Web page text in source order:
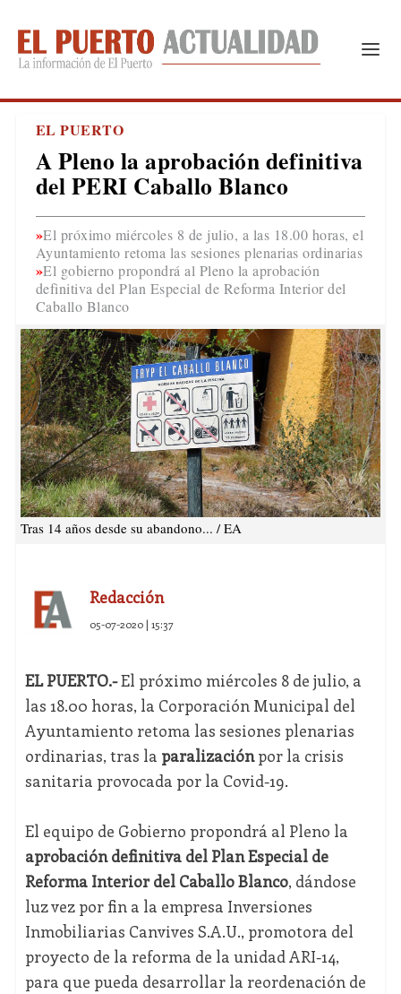
EL PUERTO
A Pleno la aprobación definitiva
del PERI Caballo Blanco
El próximo miércoles 8 de julio, a las 18.00 horas, el
Ayuntamiento retoma las sesiones plenarias ordinarias
El gobierno propondrá al Pleno la aprobación
definitiva del Plan Especial de Reforma Interior del
Caballo Blanco
Tras 14 años desde su abandono... / EA
Redacción
05-07-2020 | 15:37
EL PUERTO.-El próximo miércoles 8 de julio, a
las 18.00 horas, la Corporación Municipal del
Ayuntamiento retoma las sesiones plenarias
ordinarias, tras la paralizaciónpor la crisis
sanitaria provocada por la Covid-19.
El equipo de Gobierno propondrá al Pleno la
aprobación definitiva del Plan Especial de
Reforma Interior del Caballo Blanco, dándose
luz vez por fin a la empresa Inversiones
Inmobiliarias Canvives S.A.U., promotora del
proyecto de la reforma de la unidad ARI-14,
para que pueda desarrollar la reordenación de